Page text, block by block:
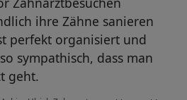
ihre Zähne sanieren
perfekt organisiert und
sympathisch, dass man
geht.